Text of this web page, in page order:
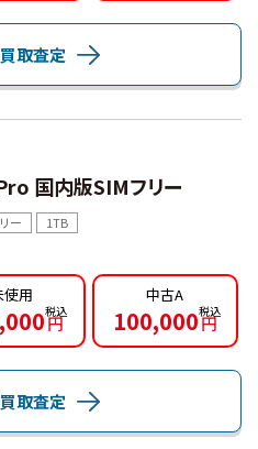
取査定
国内版SIMフリー
ー 1TB
使用
円
中古A
100,000円
取査定